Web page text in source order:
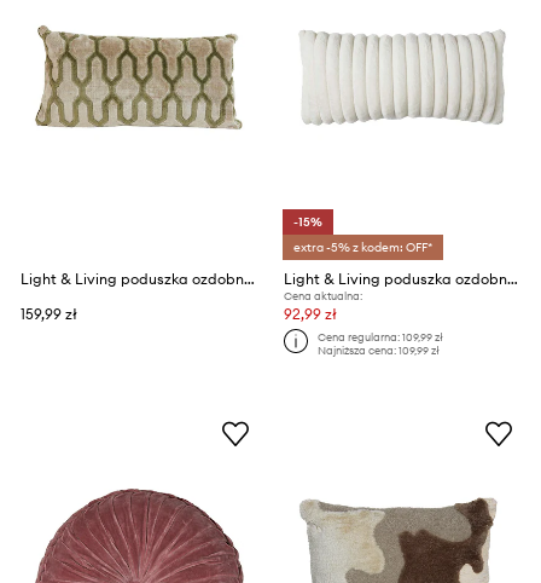
Light & Living poduszka ozdobna Jembana
159,99 zł
-15%
extra -5% z kodem: OFF*
Light & Living poduszka ozdobna Vajen
Cena aktualna:
92,99 zł
Cena regularna:109,99 zł
Najniższa cena:109,99 zł